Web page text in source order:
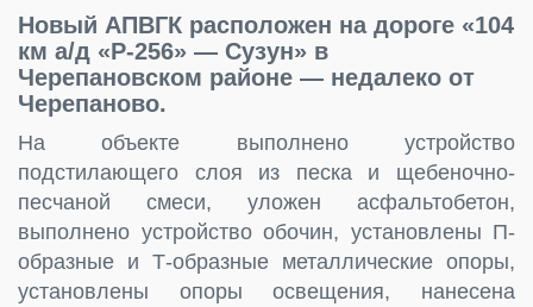
Новый АПВГК расположен на дороге «104
км а/д «Р-256» — Сузун» в
Черепановском районе — недалеко от
Черепаново.
На объекте выполнено устройство
подстилающего слоя из песка и щебеночно-
песчаной смеси, уложен асфальтобетон,
выполнено устройство обочин, установлены П-
образные и Т-образные металлические опоры,
установлены опоры освещения, нанесена